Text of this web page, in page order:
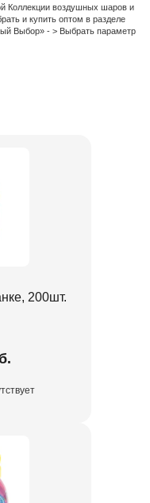
Коллекции воздушных шаров и
и купить оптом в разделе
Выбор» - > Выбрать параметр
200шт.